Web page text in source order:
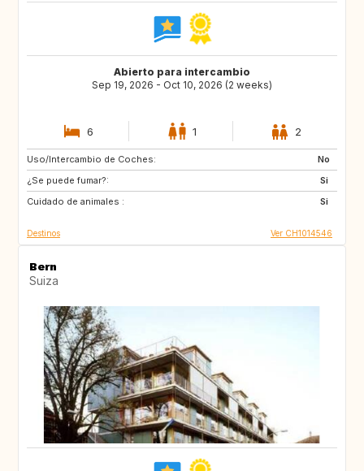
Abierto para intercambio
Sep 19, 2026 - Oct 10, 2026 (2 weeks)
6 1 2
Uso/Intercambio de Coches:
No
¿Se puede fumar?:
Si
Cuidado de animales :
Si
NL
DK
NO
Destinos Ver CH1014546
Bern
Suiza